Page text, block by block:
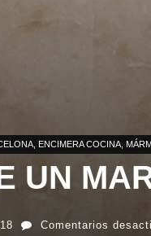
ENCIMERA COCINA
UN
Comentarios